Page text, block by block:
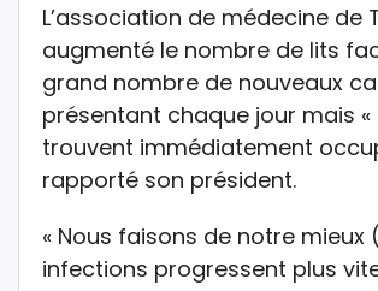
L’association de médecine de
augmenté le nombre de lits
grand nombre de nouveaux
présentant chaque jour mais «
trouvent immédiatement
rapporté son président.
« Nous faisons de notre mieux
infections progressent plus